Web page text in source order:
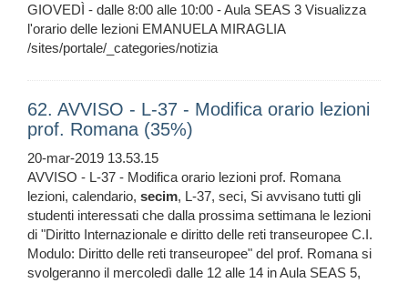
GIOVEDÌ - dalle 8:00 alle 10:00 - Aula SEAS 3 Visualizza
l'orario delle lezioni EMANUELA MIRAGLIA
/sites/portale/_categories/notizia
62. AVVISO - L-37 - Modifica orario lezioni
prof. Romana (35%)
20-mar-2019 13.53.15
AVVISO - L-37 - Modifica orario lezioni prof. Romana
lezioni, calendario, secim, L-37, seci, Si avvisano tutti gli
studenti interessati che dalla prossima settimana le lezioni
di "Diritto Internazionale e diritto delle reti transeuropee C.I.
Modulo: Diritto delle reti transeuropee" del prof. Romana si
svolgeranno il mercoledì dalle 12 alle 14 in Aula SEAS 5,